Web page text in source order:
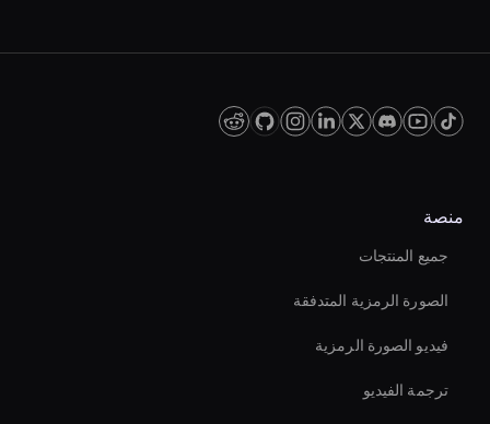
منصة
جميع المنتجات
الصورة الرمزية المتدفقة
فيديو الصورة الرمزية
ترجمة الفيديو